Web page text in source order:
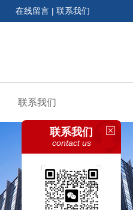
在线留言 | 联系我们
联系我们
联系我们
contact us